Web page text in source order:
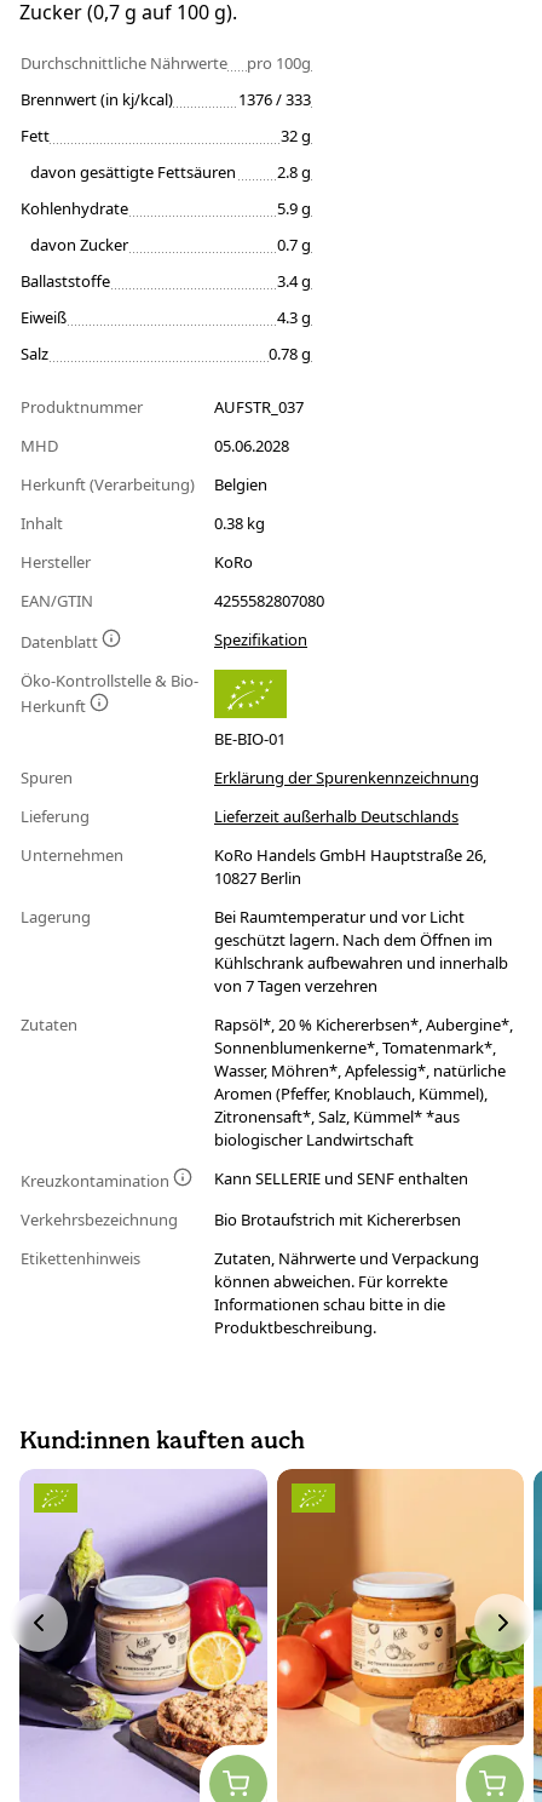
Zucker (0,7 g auf 100 g).
Durchschnittliche Nährwerte
pro 100g
Brennwert (in kj/kcal)
1376 / 333
Fett
32 g
davon gesättigte Fettsäuren
2.8 g
Kohlenhydrate
5.9 g
davon Zucker
0.7 g
Ballaststoffe
3.4 g
Eiweiß
4.3 g
Salz
0.78 g
Produktnummer
AUFSTR_037
MHD
05.06.2028
Herkunft (Verarbeitung)
Belgien
Inhalt
0.38 kg
Hersteller
KoRo
EAN/GTIN
4255582807080
Datenblatt
Spezifikation
Öko-Kontrollstelle & Bio-
Herkunft
BE-BIO-01
Spuren
Erklärung der Spurenkennzeichnung
Lieferung
Lieferzeit außerhalb Deutschlands
Unternehmen
KoRo Handels GmbH Hauptstraße 26,
10827 Berlin
Lagerung
Bei Raumtemperatur und vor Licht
geschützt lagern. Nach dem Öffnen im
Kühlschrank aufbewahren und innerhalb
von 7 Tagen verzehren
Zutaten
Rapsöl*, 20 % Kichererbsen*, Aubergine*,
Sonnenblumenkerne*, Tomatenmark*,
Wasser, Möhren*, Apfelessig*, natürliche
Aromen (Pfeffer, Knoblauch, Kümmel),
Zitronensaft*, Salz, Kümmel* *aus
biologischer Landwirtschaft
Kreuzkontamination
Kann SELLERIE und SENF enthalten
Verkehrsbezeichnung
Bio Brotaufstrich mit Kichererbsen
Etikettenhinweis
Zutaten, Nährwerte und Verpackung
können abweichen. Für korrekte
Informationen schau bitte in die
Produktbeschreibung.
Kund:innen kauften auch